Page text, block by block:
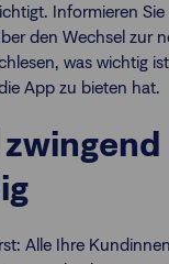
Informieren
den Wechsel zur
was wichtig
App zu bieten hat.
Alle Ihre